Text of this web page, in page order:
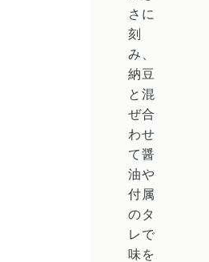
さに
刻
み、
納豆
と混
ぜ合
わせ
て醤
油や
付属
のタ
レで
味を